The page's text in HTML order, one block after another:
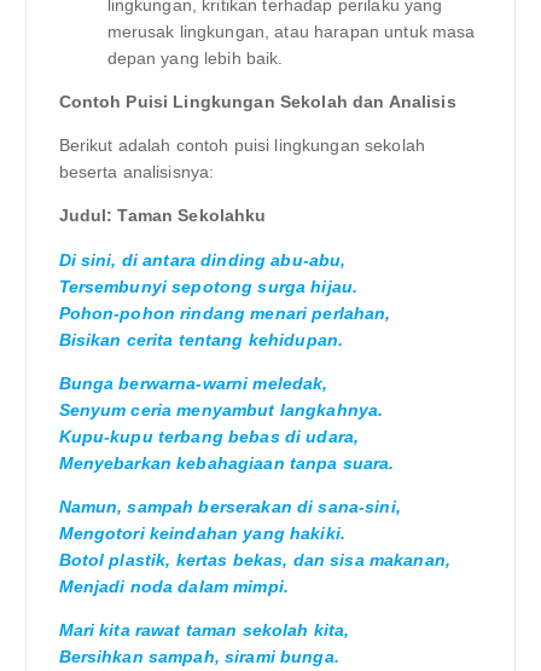
lingkungan, kritikan terhadap perilaku yang
merusak lingkungan, atau harapan untuk masa
depan yang lebih baik.
Contoh Puisi Lingkungan Sekolah dan Analisis
Berikut adalah contoh puisi lingkungan sekolah
beserta analisisnya:
Judul: Taman Sekolahku
Di sini, di antara dinding abu-abu,
Tersembunyi sepotong surga hijau.
Pohon-pohon rindang menari perlahan,
Bisikan cerita tentang kehidupan.
Bunga berwarna-warni meledak,
Senyum ceria menyambut langkahnya.
Kupu-kupu terbang bebas di udara,
Menyebarkan kebahagiaan tanpa suara.
Namun, sampah berserakan di sana-sini,
Mengotori keindahan yang hakiki.
Botol plastik, kertas bekas, dan sisa makanan,
Menjadi noda dalam mimpi.
Mari kita rawat taman sekolah kita,
Bersihkan sampah, sirami bunga.